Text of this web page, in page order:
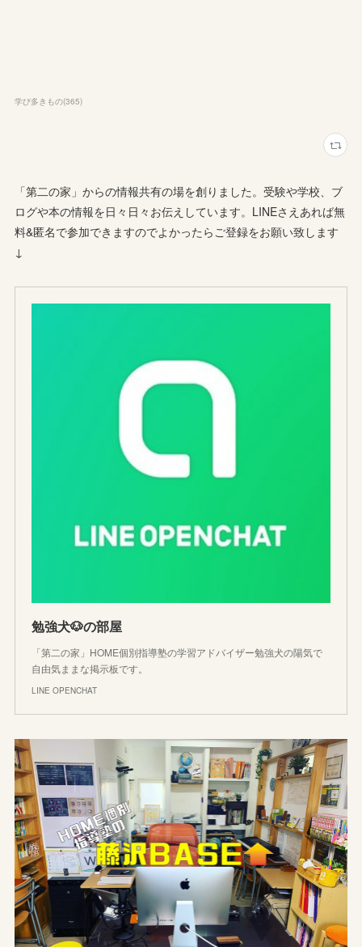
学び多きもの(365)
「第二の家」からの情報共有の場を創りました。受験や学校、ブ
ログや本の情報を日々日々お伝えしています。LINEさえあれば無
料&匿名で参加できますのでよかったらご登録をお願い致します
↓
勉強犬🐶の部屋
「第二の家」HOME個別指導塾の学習アドバイザー勉強犬の陽気で
自由気ままな掲示板です。
LINE OPENCHAT